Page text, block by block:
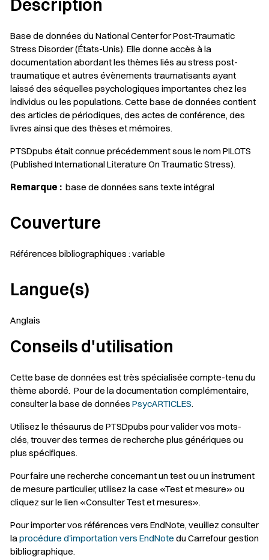
Description
Base de données du National Center for Post-Traumatic
Stress Disorder (États-Unis). Elle donne accès à la
documentation abordant les thèmes liés au stress post-
traumatique et autres évènements traumatisants ayant
laissé des séquelles psychologiques importantes chez les
individus ou les populations. Cette base de données contient
des articles de périodiques, des actes de conférence, des
livres ainsi que des thèses et mémoires.
PTSDpubs était connue précédemment sous le nom PILOTS
(Published International Literature On Traumatic Stress‎).
Remarque : base de données sans texte intégral
Couverture
Références bibliographiques : variable
Langue(s)
Anglais
Conseils d'utilisation
Cette base de données est très spécialisée compte-tenu du
thème abordé. Pour de la documentation complémentaire,
consulter la base de données PsycARTICLES.
Utilisez le thésaurus de PTSDpubs pour valider vos mots-
clés, trouver des termes de recherche plus génériques ou
plus spécifiques.
Pour faire une recherche concernant un test ou un instrument
de mesure particulier, utilisez la case «Test et mesure» ou
cliquez sur le lien «Consulter Test et mesures».
Pour importer vos références vers EndNote, veuillez consulter
laprocédure d'importation vers EndNote du Carrefour gestion
bibliographique.